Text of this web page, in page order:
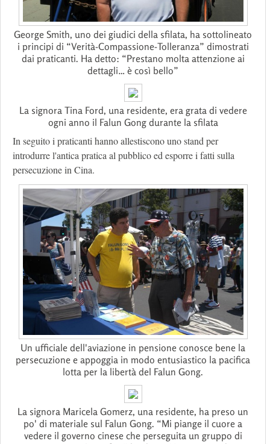
George Smith, uno dei giudici della sfilata, ha sottolineato
i principi di “Verità-Compassione-Tolleranza” dimostrati
dai praticanti. Ha detto: “Prestano molta attenzione ai
dettagli… è così bello”
La signora Tina Ford, una residente, era grata di vedere
ogni anno il Falun Gong durante la sfilata
In seguito i praticanti hanno allestiscono uno stand per
introdurre l'antica pratica al pubblico ed esporre i fatti sulla
persecuzione in Cina.
Un ufficiale dell'aviazione in pensione conosce bene la
persecuzione e appoggia in modo entusiastico la pacifica
lotta per la libertà del Falun Gong.
La signora Maricela Gomerz, una residente, ha preso un
po' di materiale sul Falun Gong. “Mi piange il cuore a
vedere il governo cinese che perseguita un gruppo di